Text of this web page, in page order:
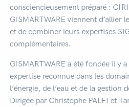
consciencieusement préparé :
GISMARTWARE viennent d’allier
et de combiner leurs expertises
complémentaires.
GISMARTWARE a été fondée il y
expertise reconnue dans les
l’énergie, de l’eau et de la gestion
Dirigée par Christophe PALFI et